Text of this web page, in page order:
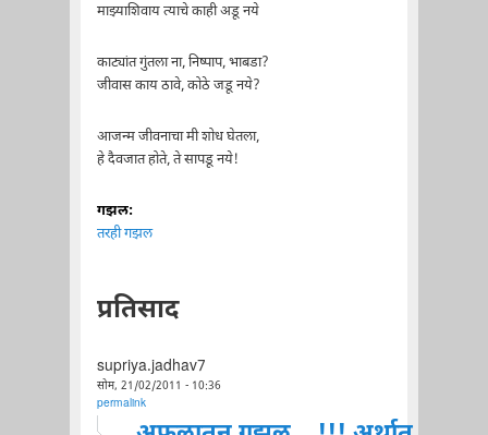
माझ्याशिवाय त्याचे काही अडू नये
काट्यांत गुंतला ना, निष्पाप, भाबडा?
जीवास काय ठावे, कोठे जडू नये?
आजन्म जीवनाचा मी शोध घेतला,
हे दैवजात होते, ते सापडू नये!
गझल:
तरही गझल
प्रतिसाद
supriya.jadhav7
सोम, 21/02/2011 - 10:36
permalink